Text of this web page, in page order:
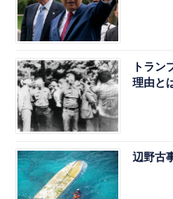
トラン
理由と
辺野古